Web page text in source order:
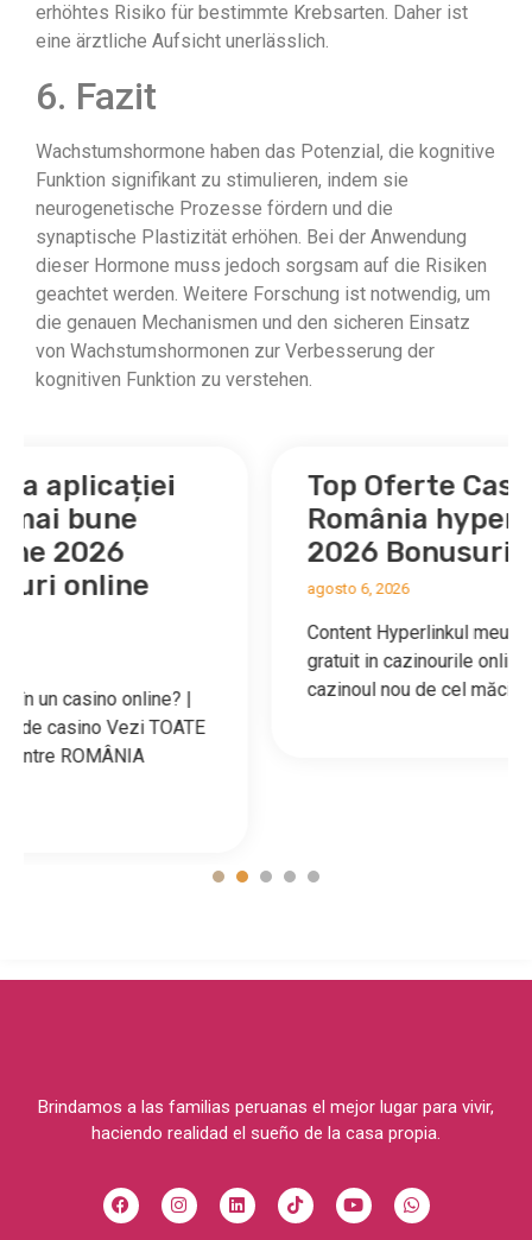
erhöhtes Risiko für bestimmte Krebsarten. Daher ist
eine ärztliche Aufsicht unerlässlich.
6. Fazit
Wachstumshormone haben das Potenzial, die kognitive
Funktion signifikant zu stimulieren, indem sie
neurogenetische Prozesse fördern und die
synaptische Plastizität erhöhen. Bei der Anwendung
dieser Hormone muss jedoch sorgsam auf die Risiken
geachtet werden. Weitere Forschung ist notwendig, um
die genauen Mechanismen und den sicheren Einsatz
von Wachstumshormonen zur Verbesserung der
kognitiven Funktion zu verstehen.
Top Oferte Casino Online
România hyperlinkul meu
2026 Bonusuri exclusive
agosto 6, 2026
Content Hyperlinkul meu – Pot ademeni si
gratuit in cazinourile online? Dracula Casino –
cazinoul nou de cel măciucă materie…
Brindamos a las familias peruanas el mejor lugar para vivir,
haciendo realidad el sueño de la casa propia.